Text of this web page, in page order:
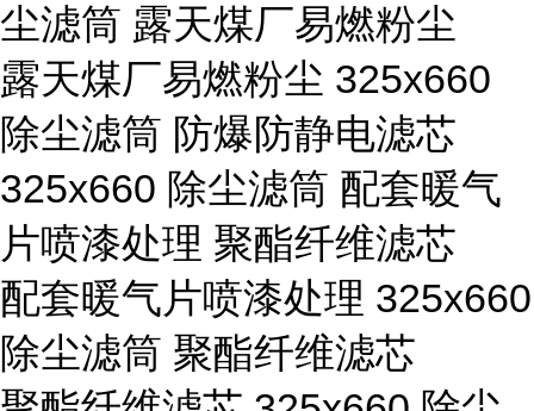
尘滤筒 露天煤厂易燃粉尘
露天煤厂易燃粉尘 325x660
除尘滤筒 防爆防静电滤芯
325x660 除尘滤筒 配套暖气
片喷漆处理 聚酯纤维滤芯
配套暖气片喷漆处理 325x660
除尘滤筒 聚酯纤维滤芯